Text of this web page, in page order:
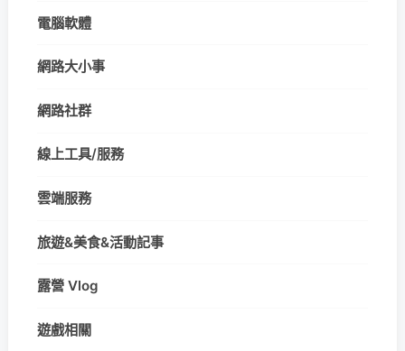
電腦軟體
網路大小事
網路社群
線上工具/服務
雲端服務
旅遊&美食&活動記事
露營 Vlog
遊戲相關